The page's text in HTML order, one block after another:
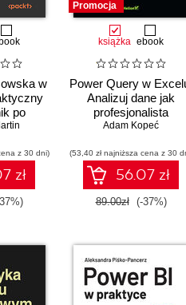
w
po
III z 30 dni)
zł
Promocja
książka ebook
Power Query w
Analizuj dane jak
profesjonalista
Adam Kopeć
(53,40 zł najniższa cena z 30
56.07 zł
89.00zł (-37%)